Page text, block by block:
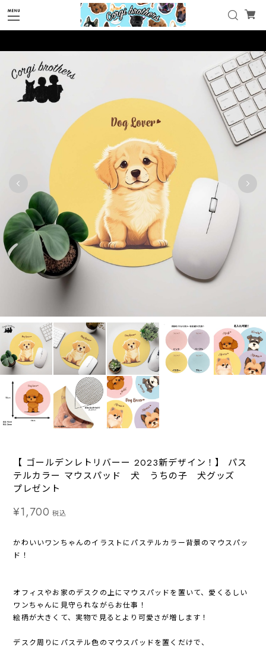
【 ゴールデンレトリバーー 2023新デザイン！】 パス
テルカラー マウスパッド 犬 うちの子 犬グッズ
プレゼント
¥1,700 税込
かわいいワンちゃんのイラストにパステルカラー背景のマウスパッ
ド！
オフィスやお家のデスクの上にマウスパッドを置いて、愛くるしい
ワンちゃんに見守られながらお仕事！
絵柄が大きくて、実物で見るとより可愛さが増します！
デスク周りにパステル色のマウスパッドを置くだけで、